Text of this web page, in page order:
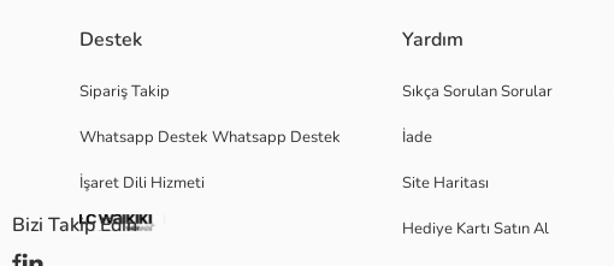
Destek
Sipariş Takip
Whatsapp Destek Whatsapp Destek
İşaret Dili Hizmeti
Yardım
Sıkça Sorulan Sorular
İade
Site Haritası
Hediye Kartı Satın Al
Bizi Takip Edin